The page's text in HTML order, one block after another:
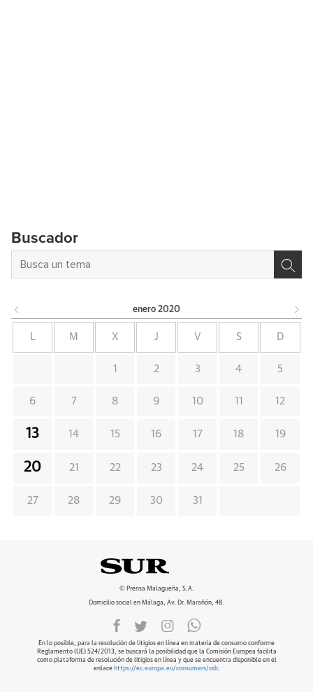
Buscador
enero 2020
L M X J V S D
1 2 3 4 5
6 7 8 9 10 11 12
13 14 15 16 17 18 19
20 21 22 23 24 25 26
27 28 29 30 31
© Prensa Malagueña, S.A.
Domicilio social en Málaga, Av. Dr. Marañón, 48.
En lo posible, para la resolución de litigios en línea en materia de consumo conforme
Reglamento (UE) 524/2013, se buscará la posibilidad que la Comisión Europea facilita
como plataforma de resolución de litigios en línea y que se encuentra disponible en el
enlace https://ec.europa.eu/consumers/odr.